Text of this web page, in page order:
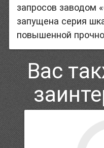
запросов заводом
запущена серия
повышенной
Вас